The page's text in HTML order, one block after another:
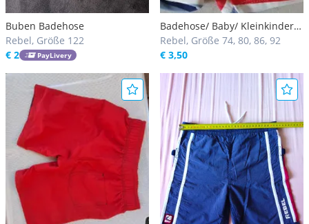
Buben Badehose
Rebel, Größe 122
€ 2
PayLivery
Badehose/ Baby/ Kleinkinder
18-24 Monate nur 1 mal
verwendet
Rebel, Größe 74, 80, 86, 92
€ 3,50